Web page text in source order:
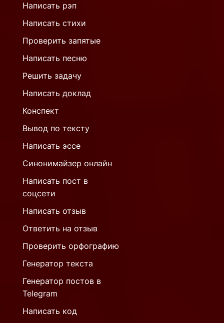
Написать рэп
Написать стихи
Проверить запятые
Написать песню
Решить задачу
Написать доклад
Конспект
Вывод по тексту
Написать эссе
Синонимайзер онлайн
Написать пост в
соцсети
Написать отзыв
Ответить на отзыв
Проверить орфографию
Генератор текста
Генератор постов в
Telegram
Написать код